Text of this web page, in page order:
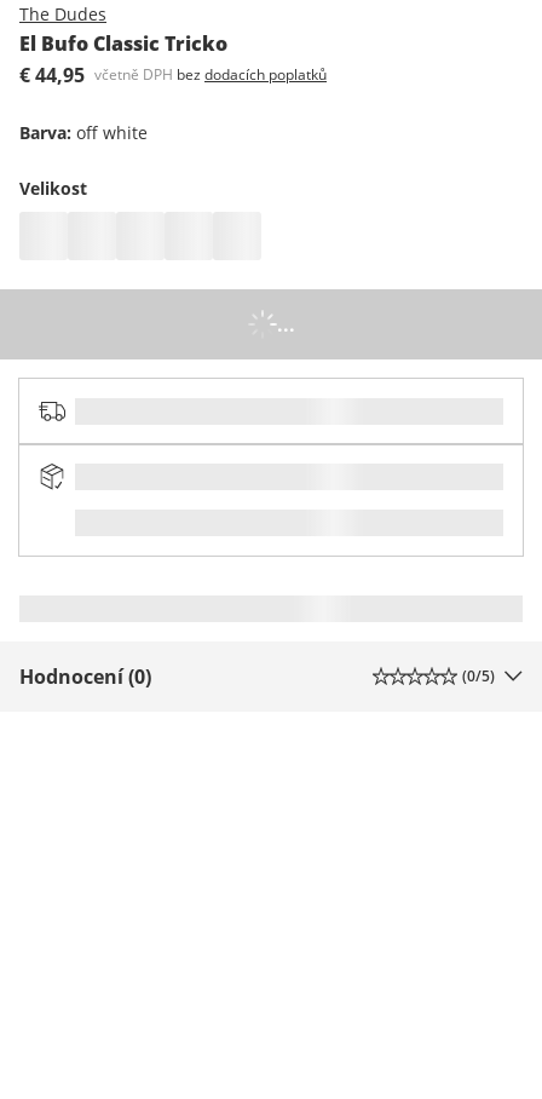
The Dudes
El Bufo Classic Tricko
€ 44,95 včetně DPH bez dodacích poplatků
Barva: off white
Velikost
...
Hodnocení (0) (0/5)